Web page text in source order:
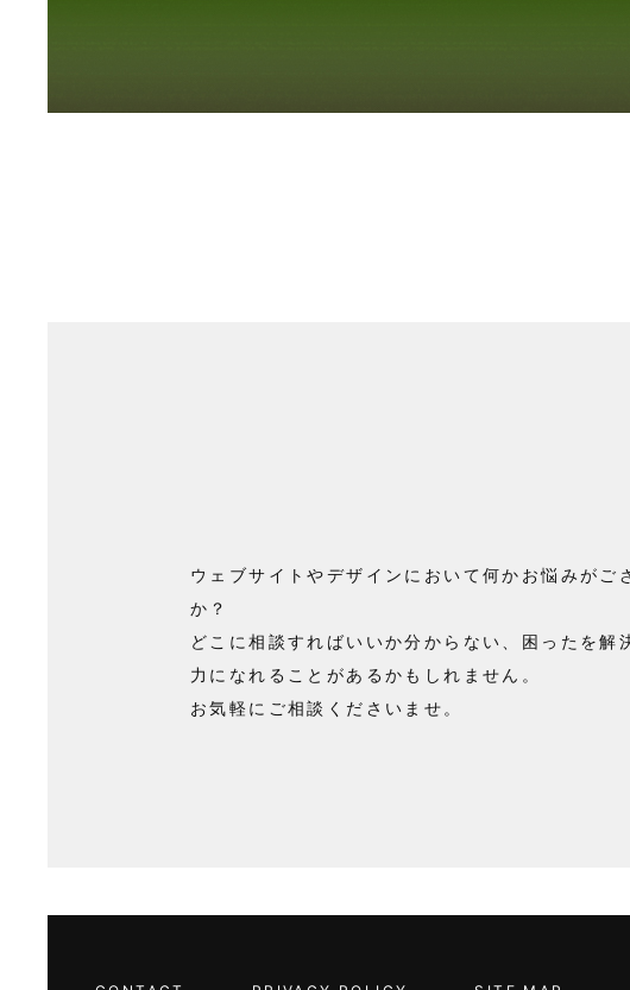
ウェブサイトやデザインにおいて何かお悩みがご
か？
どこに相談すればいいか分からない、困ったを解
力になれることがあるかもしれません。
お気軽にご相談くださいませ。